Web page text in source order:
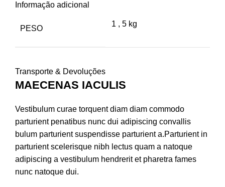
Informação adicional
PESO
1 , 5 kg
Transporte & Devoluções
MAECENAS IACULIS
Vestibulum curae torquent diam diam commodo
parturient penatibus nunc dui adipiscing convallis
bulum parturient suspendisse parturient a.Parturient in
parturient scelerisque nibh lectus quam a natoque
adipiscing a vestibulum hendrerit et pharetra fames
nunc natoque dui.